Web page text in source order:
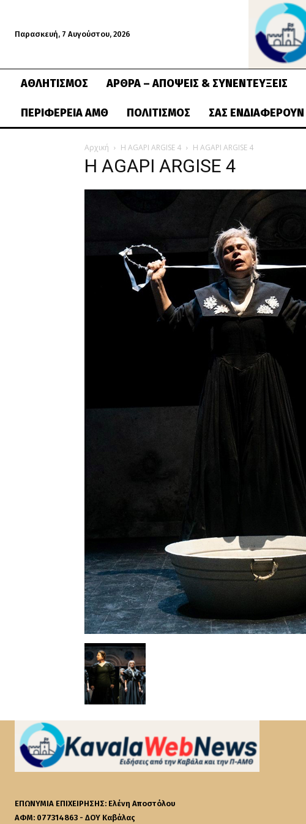
Παρασκευή, 7 Αυγούστου, 2026
ΑΘΛΗΤΙΣΜΌΣ ΆΡΘΡΑ – ΑΠΌΨΕΙΣ & ΣΥΝΕΝΤΕΎΞΕΙΣ
ΠΕΡΙΦΈΡΕΙΑ ΑΜΘ ΠΟΛΙΤΙΣΜΌΣ ΣΑΣ ΕΝΔΙΑΦΈΡΟΥΝ
Αρχική H AGAPI ARGISE 4 H AGAPI ARGISE 4
H AGAPI ARGISE 4
ΕΠΩΝΥΜΙΑ ΕΠΙΧΕΙΡΗΣΗΣ: Ελένη Αποστόλου
ΑΦΜ: 077314863 - ΔΟΥ Καβάλας